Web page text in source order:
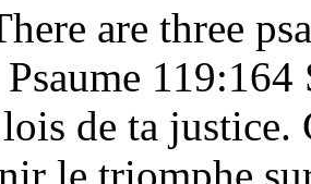
are three
lois de ta
le triomphe